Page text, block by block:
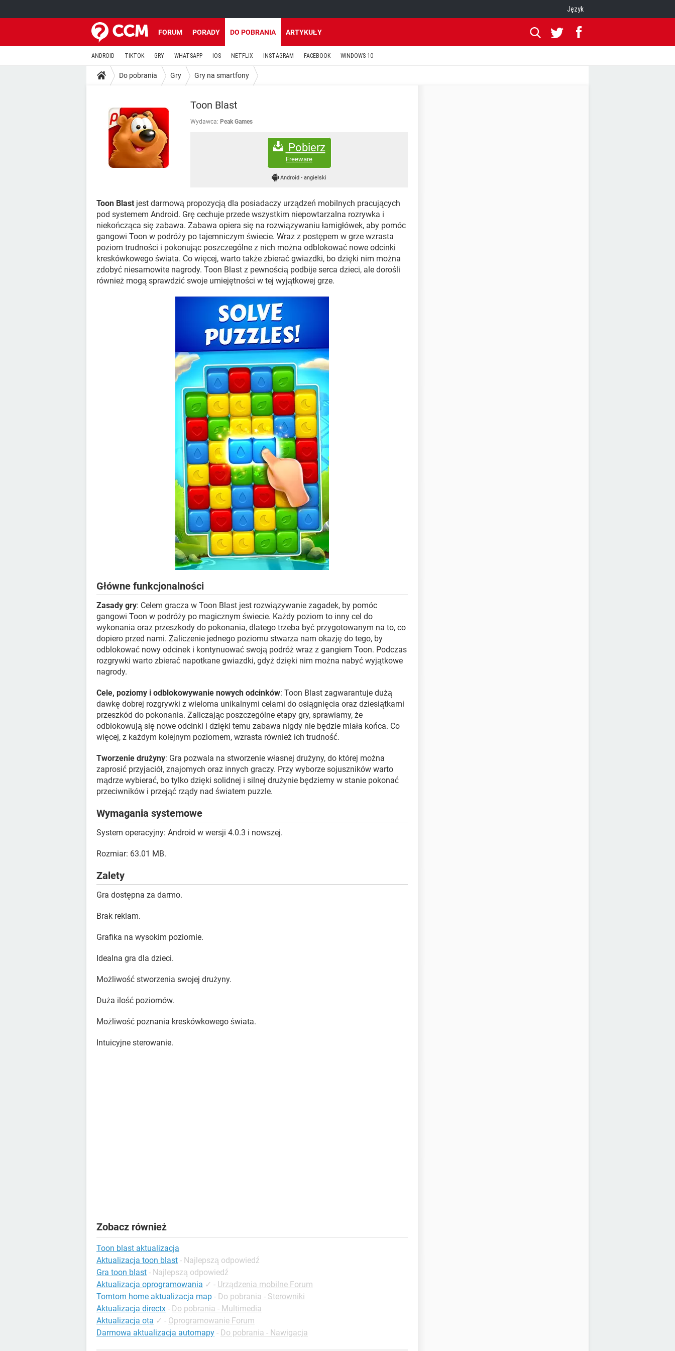
Język
FORUM PORADY DO POBRANIA ARTYKUŁY
ANDROID TIKTOK GRY WHATSAPP IOS NETFLIX INSTAGRAM FACEBOOK WINDOWS 10
Do pobrania Gry Gry na smartfony
Toon Blast
Wydawca: Peak Games
Pobierz
Freeware
Android-angielski
Toon Blast jest darmową propozycją dla posiadaczy urządzeń mobilnych pracujących
pod systemem Android. Grę cechuje przede wszystkim niepowtarzalna rozrywka i
niekończąca się zabawa. Zabawa opiera się na rozwiązywaniu łamigłówek, aby pomóc
gangowi Toon w podróży po tajemniczym świecie. Wraz z postępem w grze wzrasta
poziom trudności i pokonując poszczególne z nich można odblokować nowe odcinki
kreskówkowego świata. Co więcej, warto także zbierać gwiazdki, bo dzięki nim można
zdobyć niesamowite nagrody. Toon Blast z pewnością podbije serca dzieci, ale dorośli
również mogą sprawdzić swoje umiejętności w tej wyjątkowej grze.
Główne funkcjonalności
Zasady gry: Celem gracza w Toon Blast jest rozwiązywanie zagadek, by pomóc
gangowi Toon w podróży po magicznym świecie. Każdy poziom to inny cel do
wykonania oraz przeszkody do pokonania, dlatego trzeba być przygotowanym na to, co
dopiero przed nami. Zaliczenie jednego poziomu stwarza nam okazję do tego, by
odblokować nowy odcinek i kontynuować swoją podróż wraz z gangiem Toon. Podczas
rozgrywki warto zbierać napotkane gwiazdki, gdyż dzięki nim można nabyć wyjątkowe
nagrody.
Cele, poziomy i odblokowywanie nowych odcinków: Toon Blast zagwarantuje dużą
dawkę dobrej rozgrywki z wieloma unikalnymi celami do osiągnięcia oraz dziesiątkami
przeszkód do pokonania. Zaliczając poszczególne etapy gry, sprawiamy, że
odblokowują się nowe odcinki i dzięki temu zabawa nigdy nie będzie miała końca. Co
więcej, z każdym kolejnym poziomem, wzrasta również ich trudność.
Tworzenie drużyny: Gra pozwala na stworzenie własnej drużyny, do której można
zaprosić przyjaciół, znajomych oraz innych graczy. Przy wyborze sojuszników warto
mądrze wybierać, bo tylko dzięki solidnej i silnej drużynie będziemy w stanie pokonać
przeciwników i przejąć rządy nad światem puzzle.
Wymagania systemowe
System operacyjny: Android w wersji 4.0.3 i nowszej.
Rozmiar: 63.01 MB.
Zalety
Gra dostępna za darmo.
Brak reklam.
Grafika na wysokim poziomie.
Idealna gra dla dzieci.
Możliwość stworzenia swojej drużyny.
Duża ilość poziomów.
Możliwość poznania kreskówkowego świata.
Intuicyjne sterowanie.
Zobacz również
Toon blast aktualizacja
Aktualizacja toon blast - Najlepszą odpowiedź
Gra toon blast - Najlepszą odpowiedź
Aktualizacja oprogramowania ✓ - Urządzenia mobilne Forum
Tomtom home aktualizacja map - Do pobrania - Sterowniki
Aktualizacja directx - Do pobrania - Multimedia
Aktualizacja ota ✓ - Oprogramowanie Forum
Darmowa aktualizacja automapy - Do pobrania - Nawigacja